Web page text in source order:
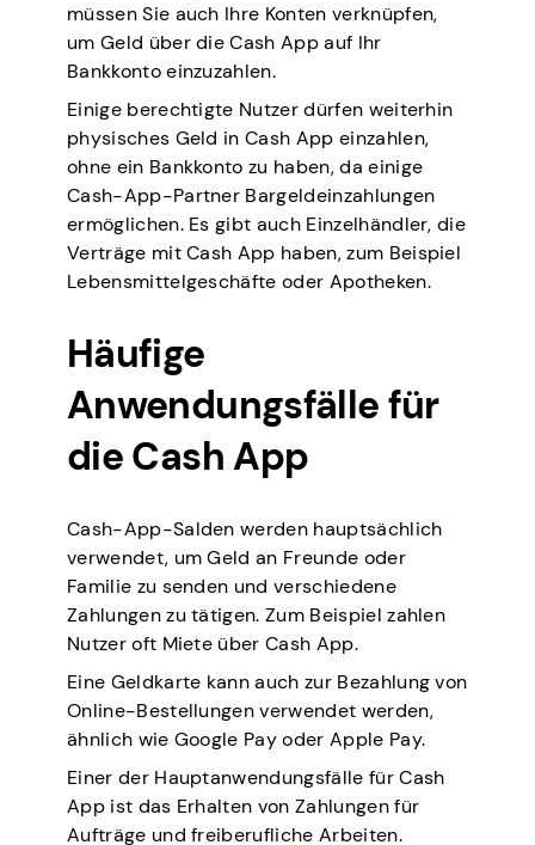
müssen Sie auch Ihre Konten verknüpfen,
um Geld über die Cash App auf Ihr
Bankkonto einzuzahlen.
Einige berechtigte Nutzer dürfen weiterhin
physisches Geld in Cash App einzahlen,
ohne ein Bankkonto zu haben, da einige
Cash-App-Partner Bargeldeinzahlungen
ermöglichen. Es gibt auch Einzelhändler, die
Verträge mit Cash App haben, zum Beispiel
Lebensmittelgeschäfte oder Apotheken.
Häufige
Anwendungsfälle für
die Cash App
Cash-App-Salden werden hauptsächlich
verwendet, um Geld an Freunde oder
Familie zu senden und verschiedene
Zahlungen zu tätigen. Zum Beispiel zahlen
Nutzer oft Miete über Cash App.
Eine Geldkarte kann auch zur Bezahlung von
Online-Bestellungen verwendet werden,
ähnlich wie Google Pay oder Apple Pay.
Einer der Hauptanwendungsfälle für Cash
App ist das Erhalten von Zahlungen für
Aufträge und freiberufliche Arbeiten.